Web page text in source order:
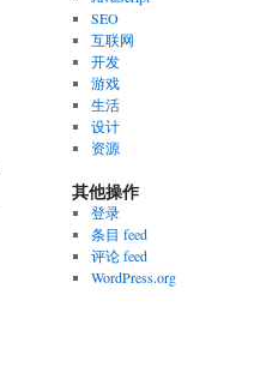
SEO
互联网
开发
游戏
生活
设计
资源
其他操作
登录
条目 feed
评论 feed
WordPress.org